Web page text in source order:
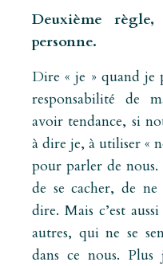
Deuxième
personne.
Dire « je » quand je
responsabilité de
avoir tendance, si
à dire je, à utiliser «
pour parler de nous.
de se cacher, de ne
dire. Mais c’est
autres, qui ne se
dans ce nous.